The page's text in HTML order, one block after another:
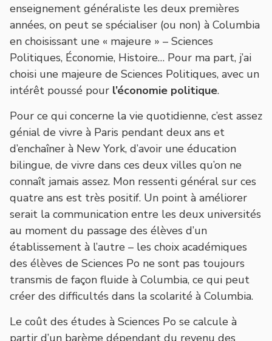
enseignement généraliste les deux premières
années, on peut se spécialiser (ou non) à Columbia
en choisissant une « majeure » – Sciences
Politiques, Économie, Histoire… Pour ma part, j’ai
choisi une majeure de Sciences Politiques, avec un
intérêt poussé pour l’économie politique.
Pour ce qui concerne la vie quotidienne, c’est assez
génial de vivre à Paris pendant deux ans et
d’enchaîner à New York, d’avoir une éducation
bilingue, de vivre dans ces deux villes qu’on ne
connaît jamais assez. Mon ressenti général sur ces
quatre ans est très positif. Un point à améliorer
serait la communication entre les deux universités
au moment du passage des élèves d’un
établissement à l’autre – les choix académiques
des élèves de Sciences Po ne sont pas toujours
transmis de façon fluide à Columbia, ce qui peut
créer des difficultés dans la scolarité à Columbia.
Le coût des études à Sciences Po se calcule à
partir d’un barème dépendant du revenu des